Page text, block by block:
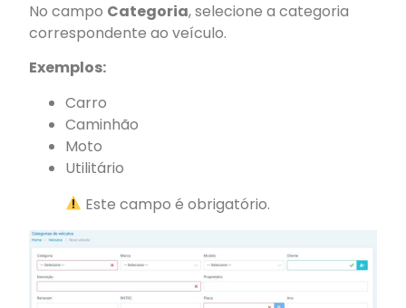
No campo Categoria, selecione a categoria
correspondente ao veículo.
Exemplos:
Carro
Caminhão
Moto
Utilitário
Este campo é obrigatório.